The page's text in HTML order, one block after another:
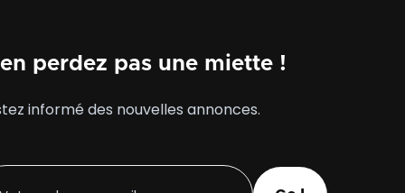
perdez pas une miette !
informé des nouvelles annonces.